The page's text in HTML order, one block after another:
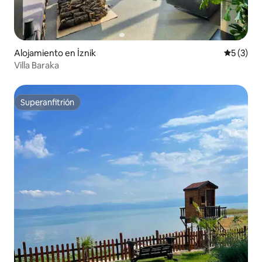
Alojamiento en İznik
5 (3)
Villa Baraka
Superanfitrión
Superanfitrión